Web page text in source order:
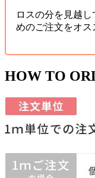
ロスの分を見越
めのご注文をオス
HOW TO